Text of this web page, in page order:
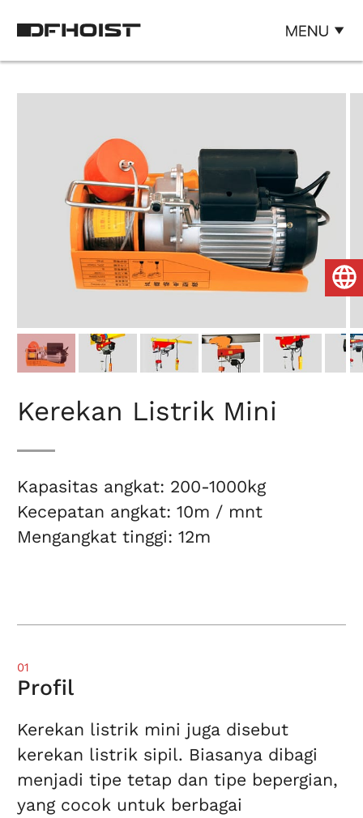
Kerekan Listrik Mini
Kapasitas angkat: 200-1000kg
Kecepatan angkat: 10m / mnt
Mengangkat tinggi: 12m
01
Profil
Kerekan listrik mini juga disebut
kerekan listrik sipil. Biasanya dibagi
menjadi tipe tetap dan tipe bepergian,
yang cocok untuk berbagai